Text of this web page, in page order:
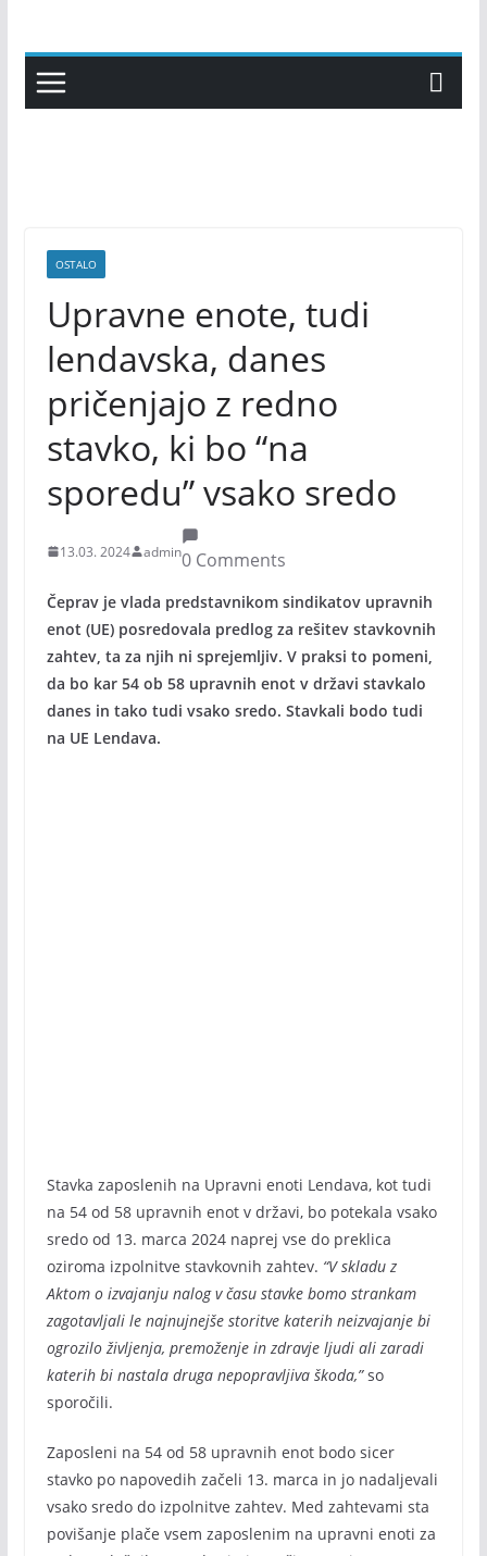
content
OSTALO
Upravne enote, tudi
lendavska, danes
pričenjajo z redno
stavko, ki bo “na
sporedu” vsako sredo
13.03. 2024 admin0 Comments
Čeprav je vlada predstavnikom sindikatov upravnih
enot (UE) posredovala predlog za rešitev stavkovnih
zahtev, ta za njih ni sprejemljiv. V praksi to pomeni,
da bo kar 54 ob 58 upravnih enot v državi stavkalo
danes in tako tudi vsako sredo. Stavkali bodo tudi
na UE Lendava.
Stavka zaposlenih na Upravni enoti Lendava, kot tudi
na 54 od 58 upravnih enot v državi, bo potekala vsako
sredo od 13. marca 2024 naprej vse do preklica
oziroma izpolnitve stavkovnih zahtev. “V skladu z
Aktom o izvajanju nalog v času stavke bomo strankam
zagotavljali le najnujnejše storitve katerih neizvajanje bi
ogrozilo življenja, premoženje in zdravje ljudi ali zaradi
katerih bi nastala druga nepopravljiva škoda,”so
sporočili.
Zaposleni na 54 od 58 upravnih enot bodo sicer
stavko po napovedih začeli 13. marca in jo nadaljevali
vsako sredo do izpolnitve zahtev. Med zahtevami sta
povišanje plače vsem zaposlenim na upravni enoti za